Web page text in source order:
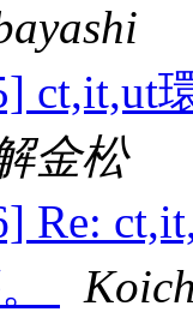
金松
Re: